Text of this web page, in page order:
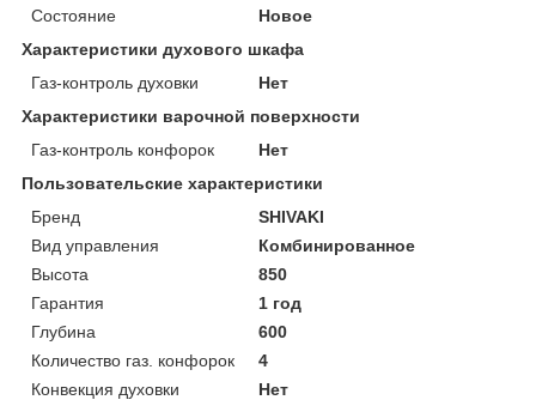
Состояние
Новое
Характеристики духового шкафа
Газ-контроль духовки
Нет
Характеристики варочной поверхности
Газ-контроль конфорок
Нет
Пользовательские характеристики
Бренд
SHIVAKI
Вид управления
Комбинированное
Высота
850
Гарантия
1 год
Глубина
600
Количество газ. конфорок
4
Конвекция духовки
Нет